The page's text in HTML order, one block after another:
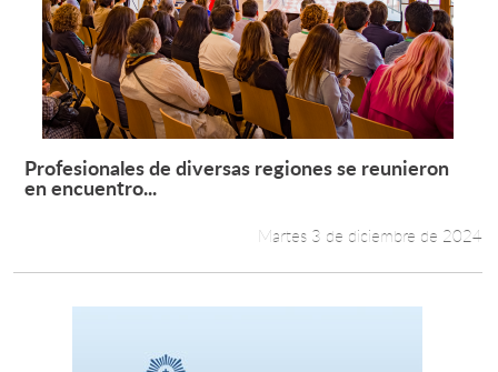
Leer más +
Profesionales de diversas regiones se reunieron
en encuentro...
Martes 3 de diciembre de 2024